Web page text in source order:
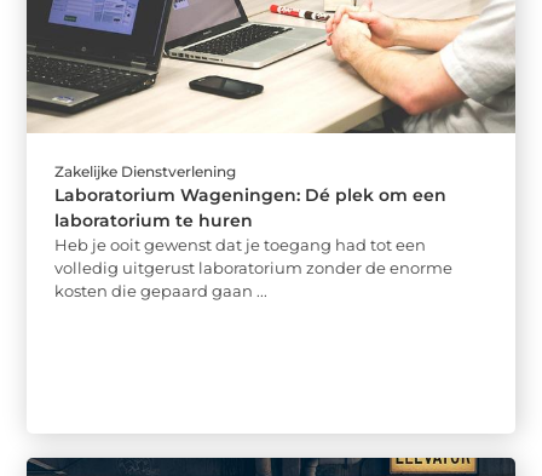
Zakelijke Dienstverlening
Laboratorium Wageningen: Dé plek om een
laboratorium te huren
Heb je ooit gewenst dat je toegang had tot een
volledig uitgerust laboratorium zonder de enorme
kosten die gepaard gaan ...